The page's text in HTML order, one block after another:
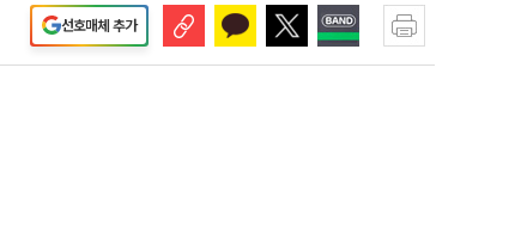
선호매체 추가